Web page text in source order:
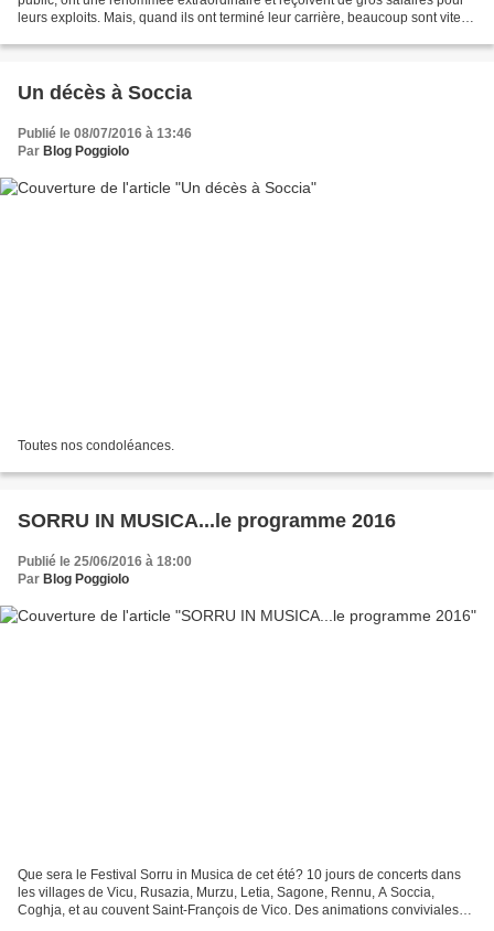
leurs exploits. Mais, quand ils ont terminé leur carrière, beaucoup sont vite
Un décès à Soccia
Publié le 08/07/2016 à 13:46
Par Blog Poggiolo
Toutes nos condoléances.
SORRU IN MUSICA...le programme 2016
Publié le 25/06/2016 à 18:00
Par Blog Poggiolo
Que sera le Festival Sorru in Musica de cet été? 10 jours de concerts dans
les villages de Vicu, Rusazia, Murzu, Letia, Sagone, Rennu, A Soccia,
Coghja, et au couvent Saint-François de Vico. Des animations conviviales